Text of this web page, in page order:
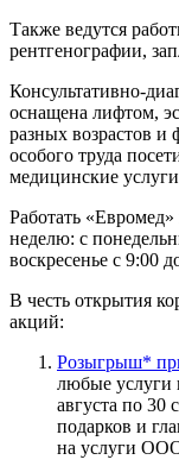
Также ведутся
рентгенографии,
Консультативно-
оснащена лифтом,
разных возрастов и
особого труда
медицинские
Работать
неделю: с
воскресенье с 9:00
В честь открытия
акций:
Розыгрыш*
любые услуги
августа по 30
подарков и
на услуги